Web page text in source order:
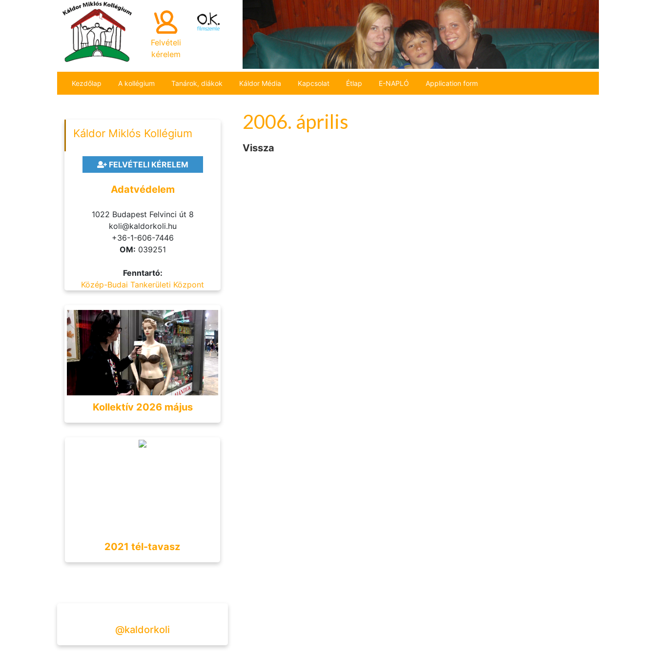
Felvételi
kérelem
Kezdőlap A kollégium Tanárok, diákok Káldor Média Kapcsolat Étlap E-NAPLÓ Application form
Káldor Miklós Kollégium
FELVÉTELI KÉRELEM
Adatvédelem
1022 Budapest Felvinci út 8
koli@kaldorkoli.hu
+36-1-606-7446
OM: 039251
Fenntartó:
Közép-Budai Tankerületi Központ
Kollektív 2026 május
2021 tél-tavasz
@kaldorkoli
2006. április
Vissza